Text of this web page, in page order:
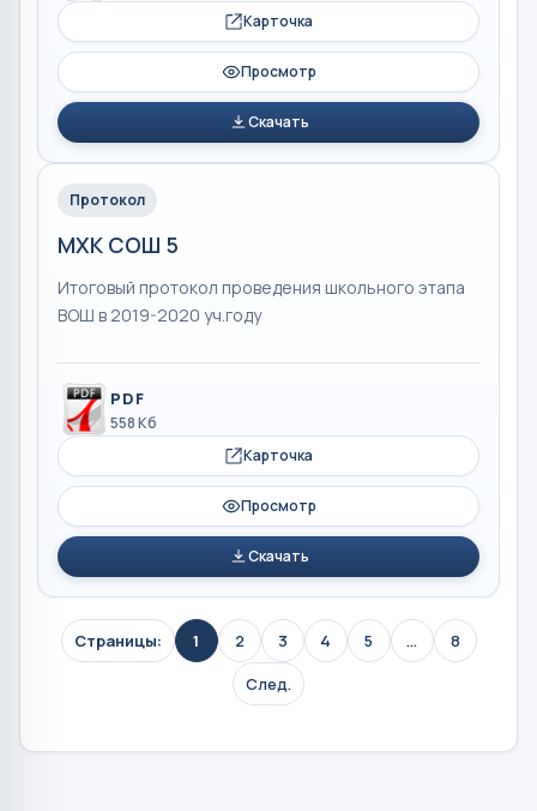
Карточка
Просмотр
Скачать
Протокол
МХК СОШ 5
Итоговый протокол проведения школьного этапа
ВОШ в 2019-2020 уч.году
PDF
558 Кб
Карточка
Просмотр
Скачать
Страницы: 1 2 3 4 5 ...
8
След.